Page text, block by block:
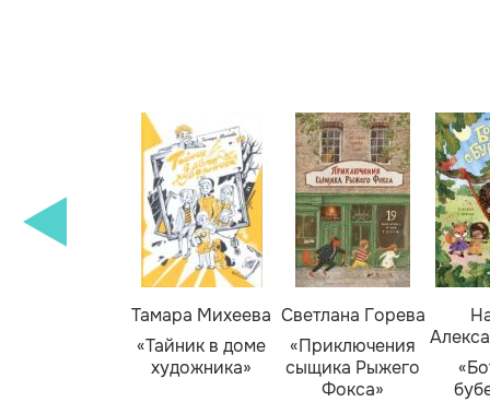
Тамара Михеева
«Тайник в доме
художника»
Светлана Горева
«Приключения
сыщика Рыжего
Фокса»